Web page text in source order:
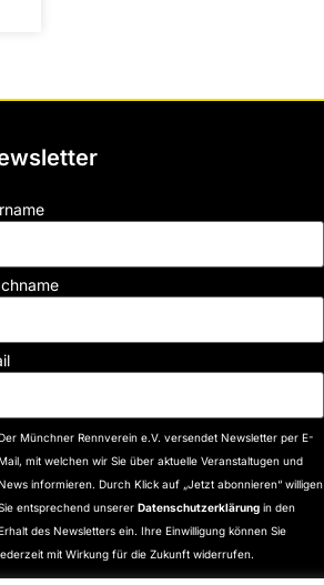
Der Münchner Rennverein e.V. versendet Newsletter per E-
Mail, mit welchen wir Sie über aktuelle Veranstaltugen und
News informieren. Durch Klick auf „Jetzt abonnieren“ willigen
entsprechend unsererDatenschutzerklärung in den
Erhalt des Newsletters ein. Ihre Einwilligung können Sie
mit Wirkung für die Zukunft widerrufen.